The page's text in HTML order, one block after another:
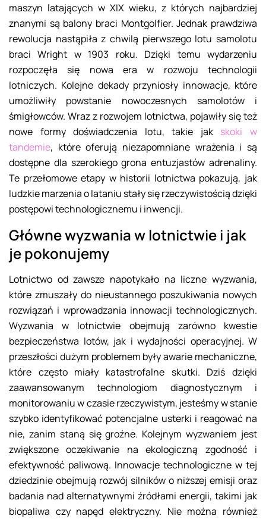
maszyn latających w XIX wieku, z których najbardziej
znanymi są balony braci Montgolfier. Jednak prawdziwa
rewolucja nastąpiła z chwilą pierwszego lotu samolotu
braci Wright w 1903 roku. Dzięki temu wydarzeniu
rozpoczęła się nowa era w rozwoju technologii
lotniczych. Kolejne dekady przyniosły innowacje, które
umożliwiły powstanie nowoczesnych samolotów i
śmigłowców. Wraz z rozwojem lotnictwa, pojawiły się też
nowe formy doświadczenia lotu, takie jak skoki w
tandemie, które oferują niezapomniane wrażenia i są
dostępne dla szerokiego grona entuzjastów adrenaliny.
Te przełomowe etapy w historii lotnictwa pokazują, jak
ludzkie marzenia o lataniu stały się rzeczywistością dzięki
postępowi technologicznemu i inwencji.
Główne wyzwania w lotnictwie i jak
je pokonujemy
Lotnictwo od zawsze napotykało na liczne wyzwania,
które zmuszały do nieustannego poszukiwania nowych
rozwiązań i wprowadzania innowacji technologicznych.
Wyzwania w lotnictwie obejmują zarówno kwestie
bezpieczeństwa lotów, jak i wydajności operacyjnej. W
przeszłości dużym problemem były awarie mechaniczne,
które często miały katastrofalne skutki. Dziś dzięki
zaawansowanym technologiom diagnostycznym i
monitorowaniu w czasie rzeczywistym, jesteśmy w stanie
szybko identyfikować potencjalne usterki i reagować na
nie, zanim staną się groźne. Kolejnym wyzwaniem jest
zwiększone oczekiwanie na ekologiczną zgodność i
efektywność paliwową. Innowacje technologiczne w tej
dziedzinie obejmują rozwój silników o niższej emisji oraz
badania nad alternatywnymi źródłami energii, takimi jak
biopaliwa czy napęd elektryczny. Nie można również